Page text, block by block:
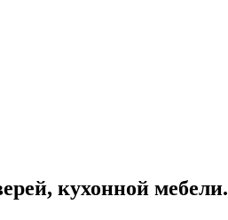
кухонной мебели.